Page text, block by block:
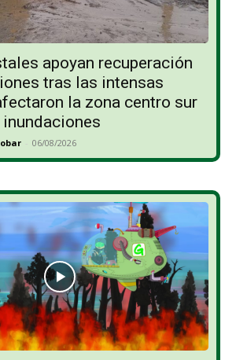
apoyan recuperación
tras las intensas
la zona centro sur
- 06/08/2026